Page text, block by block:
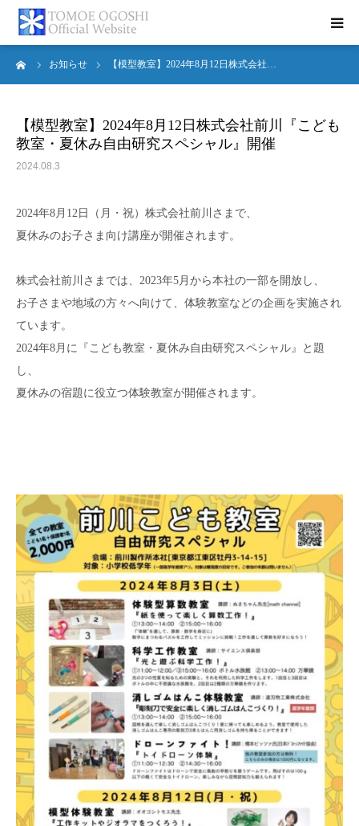
お知らせ 【模型教室】2024年8月12日株式会社…
【模型教室】2024年8月12日株式会社前川『こども
教室・夏休み自由研究スペシャル』開催
2024.08.3
2024年8月12日（月・祝）株式会社前川さまで、
夏休みのお子さま向け講座が開催されます。
株式会社前川さまでは、2023年5月から本社の一部を開放し、
お子さまや地域の方々へ向けて、体験教室などの企画を実施され
ています。
2024年8月に『こども教室・夏休み自由研究スペシャル』と題
し、
夏休みの宿題に役立つ体験教室が開催されます。
トップページ
プロフィール
活動報告
お問合せ